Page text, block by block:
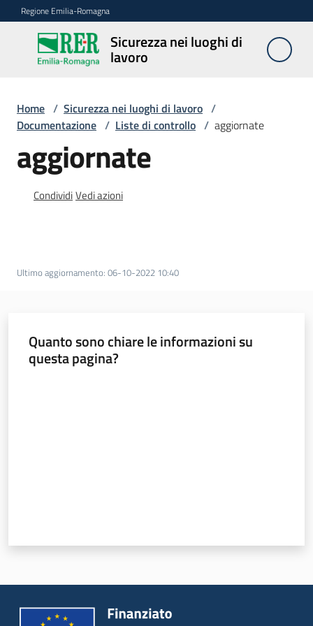
Vai al contenuto
Vai alla navigazione
Vai al footer
Regione Emilia-Romagna
Sicurezza nei luoghi di
lavoro
Sicurezza
nei
lavoro
Notizie
Sicurezza
vigilanza
INAIL
Home / Sicurezza nei luoghi di lavoro /
Documentazione / Liste di controllo / aggiornate
aggiornate
CondividiVedi azioni
Ultimo aggiornamento: 06-10-2022 10:40
Quanto sono chiare le informazioni su
questa pagina?